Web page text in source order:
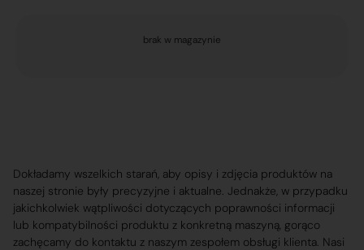
brak w magazynie
Dokładamy wszelkich starań, aby opisy i zdjęcia produktów na
naszej stronie były precyzyjne i aktualne. Jednakże, w przypadku
jakichkolwiek wątpliwości dotyczących poprawności informacji
lub kompatybilności produktu z konkretną maszyną, gorąco
zachęcamy do kontaktu z naszym zespołem obsługi klienta. Nasi